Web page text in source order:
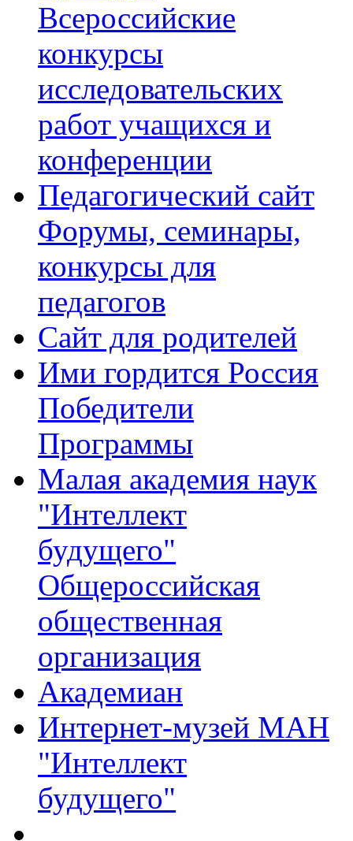
Всероссийские
конкурсы
исследовательских
работ учащихся и
конференции
Педагогический сайт
Форумы, семинары,
конкурсы для
педагогов
Сайт для родителей
Ими гордится Россия
Победители
Программы
Малая академия наук
"Интеллект
будущего"
Общероссийская
общественная
организация
Академиан
Интернет-музей МАН
"Интеллект
будущего"